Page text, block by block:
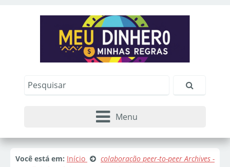
Menu
Você está em: Início
colaboração peer-to-peer Archives -